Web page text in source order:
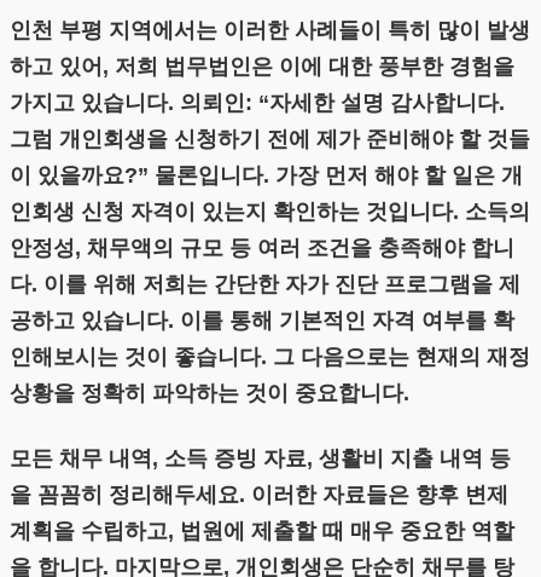
인천 부평 지역에서는 이러한 사례들이 특히 많이 발생
하고 있어, 저희 법무법인은 이에 대한 풍부한 경험을
가지고 있습니다. 의뢰인: “자세한 설명 감사합니다.
그럼 개인회생을 신청하기 전에 제가 준비해야 할 것들
이 있을까요?” 물론입니다. 가장 먼저 해야 할 일은 개
인회생 신청 자격이 있는지 확인하는 것입니다. 소득의
안정성, 채무액의 규모 등 여러 조건을 충족해야 합니
다. 이를 위해 저희는 간단한 자가 진단 프로그램을 제
공하고 있습니다. 이를 통해 기본적인 자격 여부를 확
인해보시는 것이 좋습니다. 그 다음으로는 현재의 재정
상황을 정확히 파악하는 것이 중요합니다.
모든 채무 내역, 소득 증빙 자료, 생활비 지출 내역 등
을 꼼꼼히 정리해두세요. 이러한 자료들은 향후 변제
계획을 수립하고, 법원에 제출할 때 매우 중요한 역할
을 합니다. 마지막으로, 개인회생은 단순히 채무를 탕